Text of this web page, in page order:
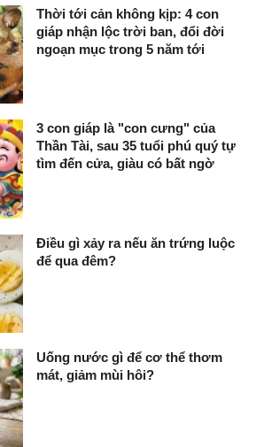
Thời tới cản không kịp: 4 con
giáp nhận lộc trời ban, đổi đời
ngoạn mục trong 5 năm tới
3 con giáp là "con cưng" của
Thần Tài, sau 35 tuổi phú quý tự
tìm đến cửa, giàu có bất ngờ
Điều gì xảy ra nếu ăn trứng luộc
để qua đêm?
Uống nước gì để cơ thể thơm
mát, giảm mùi hôi?